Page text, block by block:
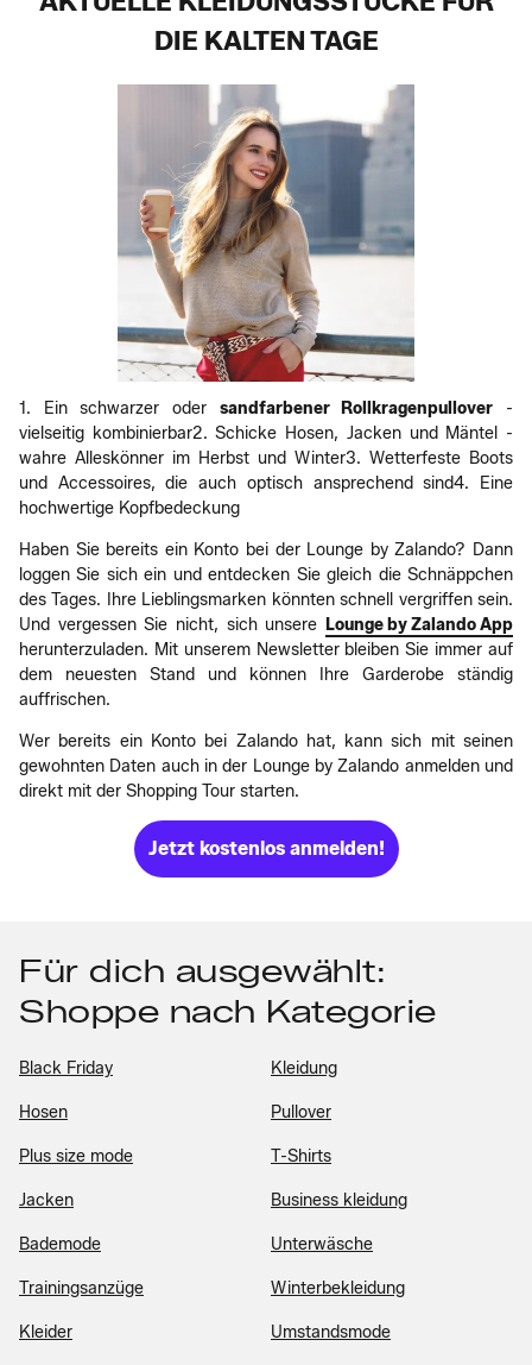
DIE KALTEN TAGE
1. Ein schwarzer oder sandfarbener Rollkragenpullover -
vielseitig kombinierbar2. Schicke Hosen, Jacken und Mäntel -
wahre Alleskönner im Herbst und Winter3. Wetterfeste Boots
und Accessoires, die auch optisch ansprechend sind4. Eine
hochwertige Kopfbedeckung
Haben Sie bereits ein Konto bei der Lounge by Zalando? Dann
loggen Sie sich ein und entdecken Sie gleich die Schnäppchen
des Tages. Ihre Lieblingsmarken könnten schnell vergriffen sein.
Und vergessen Sie nicht, sich unsere Lounge by Zalando App
herunterzuladen. Mit unserem Newsletter bleiben Sie immer auf
dem neuesten Stand und können Ihre Garderobe ständig
auffrischen.
Wer bereits ein Konto bei Zalando hat, kann sich mit seinen
gewohnten Daten auch in der Lounge by Zalando anmelden und
direkt mit der Shopping Tour starten.
Jetzt kostenlos anmelden!
Für dich ausgewählt:
Shoppe nach Kategorie
Black Friday Kleidung
Hosen Pullover
Plus size mode T-Shirts
Jacken Business kleidung
Bademode Unterwäsche
Trainingsanzüge Winterbekleidung
Kleider Umstandsmode